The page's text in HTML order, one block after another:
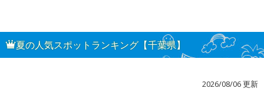
夏の人気スポットランキング【千葉県】
2026/08/06 更新